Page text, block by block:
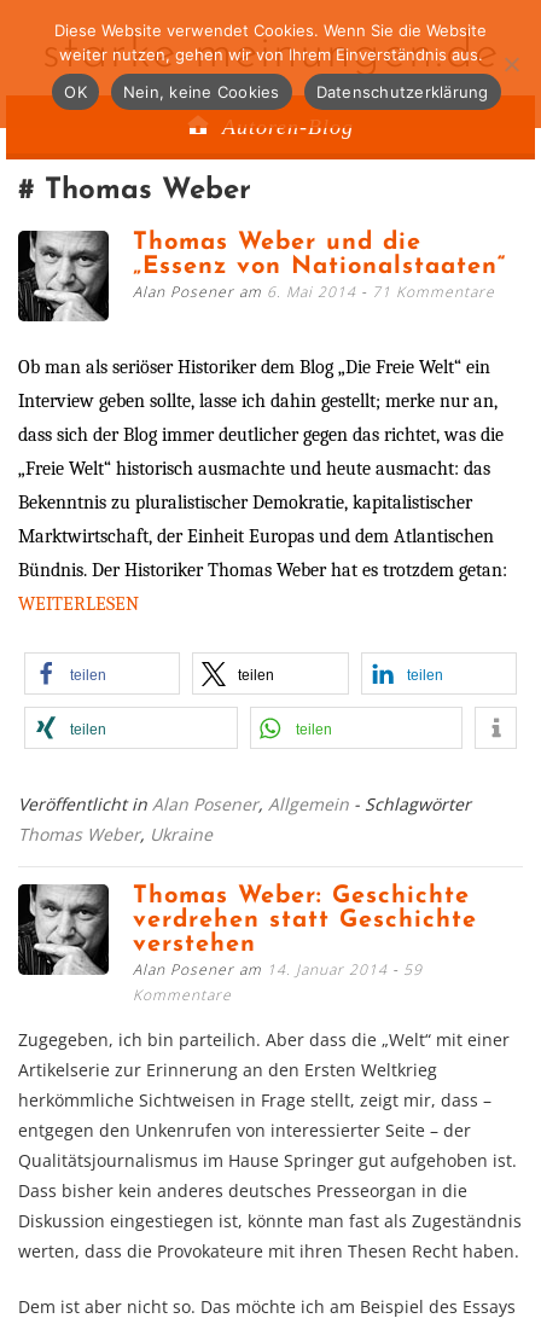
starke-meinungen.de
Autoren-Blog
Thomas Weber
Thomas Weber und die
„Essenz von Nationalstaaten“
Alan Posener am 6. Mai 2014 71 Kommentare
Ob man als seriöser Historiker dem Blog „Die Freie Welt“ ein
Interview geben sollte, lasse ich dahin gestellt; merke nur an,
dass sich der Blog immer deutlicher gegen das richtet, was die
„Freie Welt“ historisch ausmachte und heute ausmacht: das
Bekenntnis zu pluralistischer Demokratie, kapitalistischer
Marktwirtschaft, der Einheit Europas und dem Atlantischen
Bündnis. Der Historiker Thomas Weber hat es trotzdem getan:
WEITERLESEN
teilen teilen teilen
teilen teilen
Veröffentlicht in Alan Posener, Allgemein - Schlagwörter
Thomas Weber, Ukraine
Thomas Weber: Geschichte
verdrehen statt Geschichte
verstehen
Alan Posener am 14. Januar 2014
59
Kommentare
Zugegeben, ich bin parteilich. Aber dass die „Welt“ mit einer
Artikelserie zur Erinnerung an den Ersten Weltkrieg
herkömmliche Sichtweisen in Frage stellt, zeigt mir, dass –
entgegen den Unkenrufen von interessierter Seite – der
Qualitätsjournalismus im Hause Springer gut aufgehoben ist.
Dass bisher kein anderes deutsches Presseorgan in die
Diskussion eingestiegen ist, könnte man fast als Zugeständnis
werten, dass die Provokateure mit ihren Thesen Recht haben.
Dem ist aber nicht so. Das möchte ich am Beispiel des Essays
Diese Website verwendet Cookies. Wenn Sie die Website
weiter nutzen, gehen wir von Ihrem Einverständnis aus.
OK
Nein, keine Cookies Datenschutzerklärung